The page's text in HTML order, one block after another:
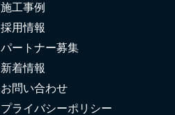
施工事例
採用情報
パートナー募集
新着情報
お問い合わせ
プライバシーポリシー